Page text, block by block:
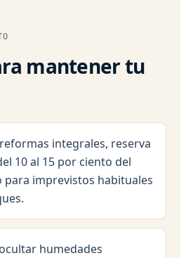
mantener tu
integrales, reserva
10 al 15 por ciento del
para imprevistos habituales
humedades